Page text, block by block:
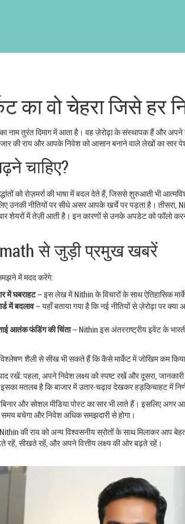
का वो चेहरा जिसे हर
नाम तुरंत दिमाग में आता है। वह ज़ेरोढ़ा के संस्थापक हैं और
की राय और आपके निवेश को आसान बनाने वाले लेखों का सार
चाहिए?
को रोज़मर्रा की भाषा में बदल देते हैं, जिससे शुरुआती भी
उनकी नीतियों पर सीधे असर आपके खर्चे पर पड़ता है। तीसरा,
शेयरों में तेज़ी आती है। इन कारणों से उनके अपडेट को फॉलो
से जुड़ी प्रमुख खबरें
में मदद करेंगे:
में घबराहट– इस लेख में Nithin के विचारों के साथ ऐतिहासिक
में बदलाव– यहाँ बताया गया है कि नई नीतियों से ज़ेरोढ़ा पर
आतंक फंडिंग की चिंता– Nithin इस अंतरराष्ट्रीय इवेंट के
शैली से सीख भी सकते हैं कि कैसे मार्केट में जोखिम कम
रखें: पहला, अपने निवेश लक्ष्य को स्पष्ट रखें और दूसरा,
मतलब है कि बाजार में उतार‑चढ़ाव देखकर हड़किचाहट में
और सोशल मीडिया पोस्ट का सार भी लाते हैं। इसलिए
बचेगा और निवेश अधिक समझदारी से होगा।
की राय को अन्य विश्वसनीय स्रोतों के साथ मिलाकर आप
रहें, सीखते रहें, और अपने वित्तीय लक्ष्य की ओर बढ़ते रहें।